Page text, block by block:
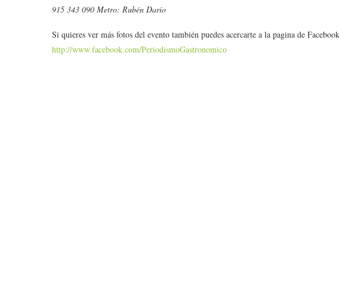
915 343 090 Metro: Rubén Darío
Si quieres ver más fotos del evento también puedes acercarte a la pagina de
http://www.facebook.com/PeriodismoGastronomico